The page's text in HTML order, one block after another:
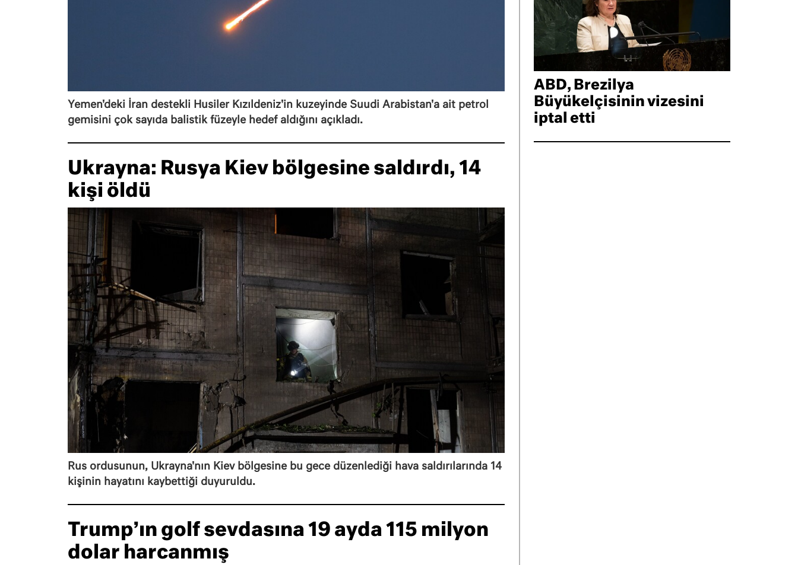
Yemen'deki İran destekli Husiler Kızıldeniz'in kuzeyinde Suudi Arabistan'a ait petrol
gemisini çok sayıda balistik füzeyle hedef aldığını açıkladı.
Ukrayna: Rusya Kiev bölgesine saldırdı, 14
kişi öldü
Rus ordusunun, Ukrayna'nın Kiev bölgesine bu gece düzenlediği hava saldırılarında 14
kişinin hayatını kaybettiği duyuruldu.
Trump’ın golf sevdasına 19 ayda 115 milyon
dolar harcanmış
ABD, Brezilya
Büyükelçisinin vizesini
iptal etti